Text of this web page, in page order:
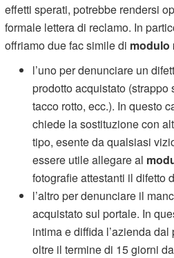
effetti sperati, potrebbe rendersi
formale lettera di reclamo. In
offriamo due fac simile di modulo
l’uno per denunciare un
prodotto acquistato
tacco rotto, ecc.). In questo
chiede la sostituzione con
tipo, esente da qualsiasi
essere utile allegare al
fotografie attestanti il difetto
l’altro per denunciare il
acquistato sul portale. In
intima e diffida l’azienda
oltre il termine di 15 giorni